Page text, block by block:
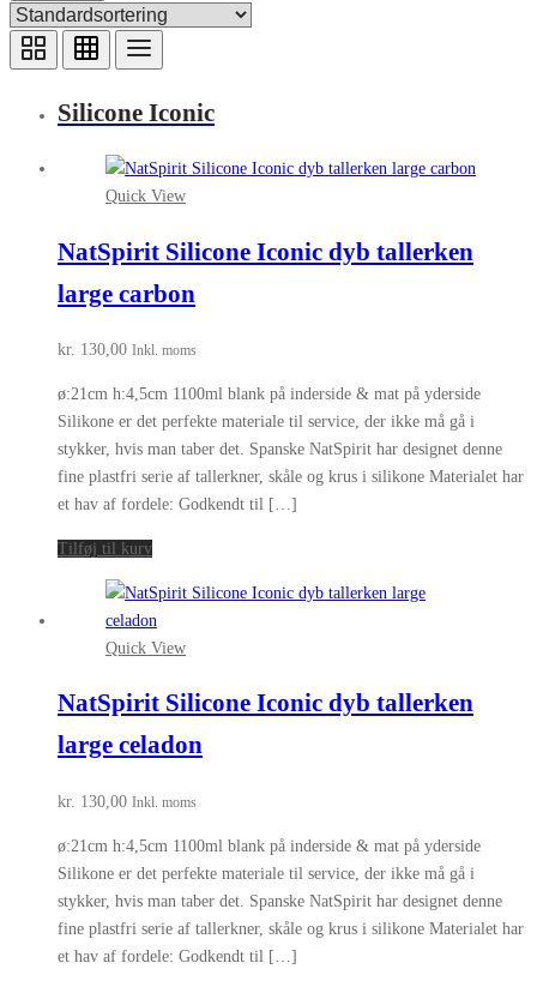
Silicone Iconic
Quick View
NatSpirit Silicone Iconic dyb tallerken
large carbon
kr. 130,00 Inkl. moms
ø:21cm h:4,5cm 1100ml blank på inderside & mat på yderside
Silikone er det perfekte materiale til service, der ikke må gå i
stykker, hvis man taber det. Spanske NatSpirit har designet denne
fine plastfri serie af tallerkner, skåle og krus i silikone Materialet har
et hav af fordele: Godkendt til […]
Tilføj til kurv
Quick View
NatSpirit Silicone Iconic dyb tallerken
large celadon
kr. 130,00 Inkl. moms
ø:21cm h:4,5cm 1100ml blank på inderside & mat på yderside
Silikone er det perfekte materiale til service, der ikke må gå i
stykker, hvis man taber det. Spanske NatSpirit har designet denne
fine plastfri serie af tallerkner, skåle og krus i silikone Materialet har
et hav af fordele: Godkendt til […]